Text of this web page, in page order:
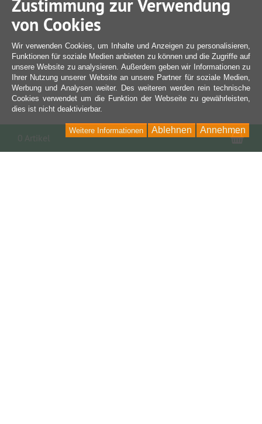
Zustimmung zur Verwendung
von Cookies
Wir verwenden Cookies, um Inhalte und Anzeigen zu personalisieren,
Funktionen für soziale Medien anbieten zu können und die Zugriffe auf
unsere Website zu analysieren. Außerdem geben wir Informationen zu
Ihrer Nutzung unserer Website an unsere Partner für soziale Medien,
Werbung und Analysen weiter. Des weiteren werden rein technische
Cookies verwendet um die Funktion der Webseite zu gewährleisten,
dies ist nicht deaktivierbar.
Annehmen
Ablehnen
Weitere Informationen